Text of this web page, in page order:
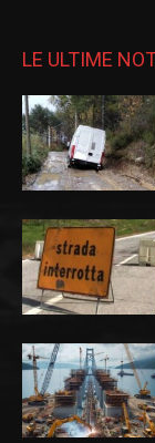
LE ULTIME